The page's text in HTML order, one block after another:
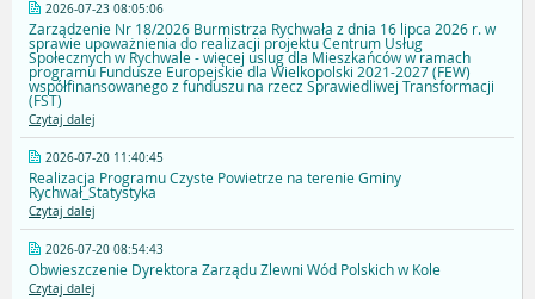
2026-07-23 08:05:06
Zarządzenie Nr 18/2026 Burmistrza Rychwała z dnia 16 lipca 2026 r. w
sprawie upoważnienia do realizacji projektu Centrum Usług
Społecznych w Rychwale - więcej uslug dla Mieszkańców w ramach
programu Fundusze Europejskie dla Wielkopolski 2021-2027 (FEW)
współfinansowanego z funduszu na rzecz Sprawiedliwej Transformacji
(FST)
Czytaj dalej
2026-07-20 11:40:45
Realizacja Programu Czyste Powietrze na terenie Gminy
Rychwał_Statystyka
Czytaj dalej
2026-07-20 08:54:43
Obwieszczenie Dyrektora Zarządu Zlewni Wód Polskich w Kole
Czytaj dalej